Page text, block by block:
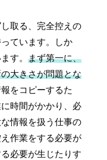
取る、完全控えの
ています。しか
す。まず第一に、
大きさが問題とな
をコピーするた
時間がかかり、必
情報を扱う仕事の
作業をする必要が
必要が生じたりす